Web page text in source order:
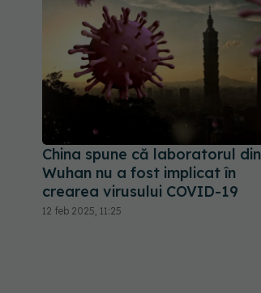
China spune că laboratorul din
Wuhan nu a fost implicat în
crearea virusului COVID-19
12 feb 2025, 11:25